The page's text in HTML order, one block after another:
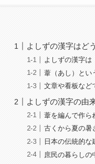
よしずの漢字はど
よしずの漢字は
葦（あし）とい
文章や看板など
よしずの漢字の由
葦を編んで作ら
古くから夏の暑
日本の伝統的な
庶民の暮らしの